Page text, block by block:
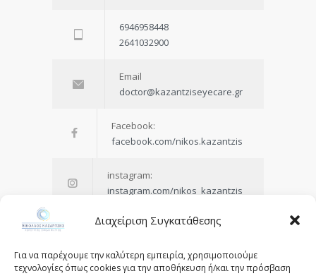
Διαχείριση Συγκατάθεσης
Για να παρέχουμε την καλύτερη εμπειρία, χρησιμοποιούμε
τεχνολογίες όπως cookies για την αποθήκευση ή/και την πρόσβαση
6946958448
2641032900
Email
doctor@kazantziseyecare.gr
Facebook:
facebook.com/nikos.kazantzis
instagram:
instagram.com/nikos_kazantzis